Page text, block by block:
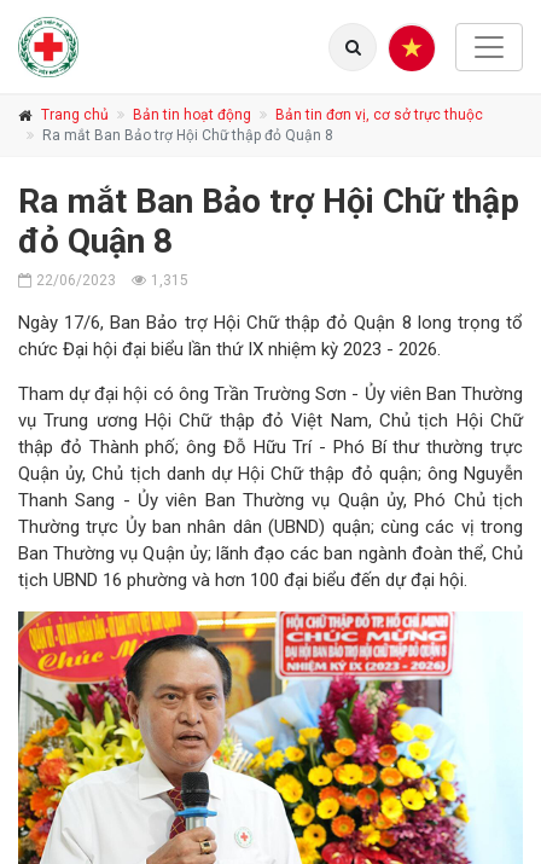
Trang chủ Bản tin hoạt động
Bản tin đơn vị, cơ sở trực thuộc
Ra mắt Ban Bảo trợ Hội Chữ thập đỏ Quận 8
Ra mắt Ban Bảo trợ Hội Chữ thập
đỏ Quận 8
22/06/2023 1,315
Ngày 17/6, Ban Bảo trợ Hội Chữ thập đỏ Quận 8 long trọng tổ
chức Đại hội đại biểu lần thứ IX nhiệm kỳ 2023 - 2026.
Tham dự đại hội có ông Trần Trường Sơn - Ủy viên Ban Thường
vụ Trung ương Hội Chữ thập đỏ Việt Nam, Chủ tịch Hội Chữ
thập đỏ Thành phố; ông Đỗ Hữu Trí - Phó Bí thư thường trực
Quận ủy, Chủ tịch danh dự Hội Chữ thập đỏ quận; ông Nguyễn
Thanh Sang - Ủy viên Ban Thường vụ Quận ủy, Phó Chủ tịch
Thường trực Ủy ban nhân dân (UBND) quận; cùng các vị trong
Ban Thường vụ Quận ủy; lãnh đạo các ban ngành đoàn thể, Chủ
tịch UBND 16 phường và hơn 100 đại biểu đến dự đại hội.